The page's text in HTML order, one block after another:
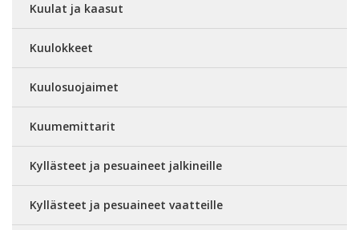
Kuulat ja kaasut
Kuulokkeet
Kuulosuojaimet
Kuumemittarit
Kyllästeet ja pesuaineet jalkineille
Kyllästeet ja pesuaineet vaatteille